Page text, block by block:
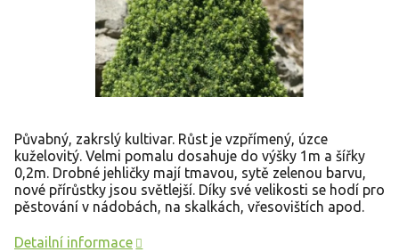
Půvabný, zakrslý kultivar. Růst je vzpřímený, úzce
kuželovitý. Velmi pomalu dosahuje do výšky 1m a šířky
0,2m. Drobné jehličky mají tmavou, sytě zelenou barvu,
nové přírůstky jsou světlejší. Díky své velikosti se hodí pro
pěstování v nádobách, na skalkách, vřesovištích apod.
Detailní informace